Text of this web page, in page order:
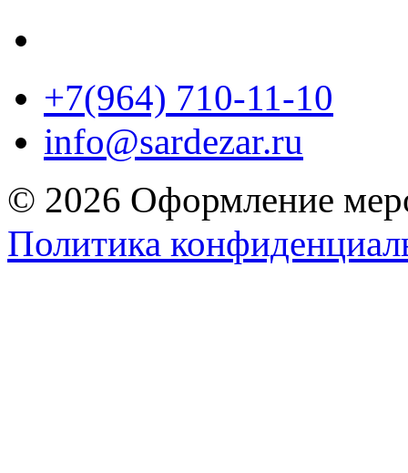
+7(964) 710-11-10
info@sardezar.ru
© 2026 Оформление
Политика